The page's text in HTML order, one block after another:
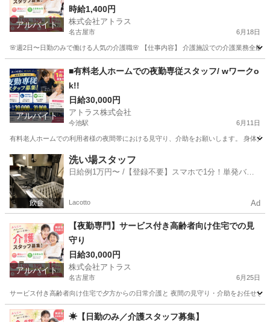
アルバイト
時給1,400円
株式会社アトラス
名古屋市 6月18日
🌸週2日〜日勤のみで働ける人気の介護職🌸 【仕事内容】 介護施設での介護業務全般
介護士 時給
アルバイト
■有料老人ホームでの夜勤専従スタッフ/ wワークo
k!!
日給30,000円
アトラス株式会社
今池駅 6月11日
有料老人ホームでの利用者様の夜間帯における見守り、介助をお願いします。 身体
愛知 名古屋市 今池駅 介護
洗い場スタッフ
日給例1万円〜 /【登録不要】スマホで1分！単発バイ
Lacotto Ad
アルバイト
【夜勤専門】サービス付き高齢者向け住宅での見
守り
日給30,000円
株式会社アトラス
名古屋市 6月25日
サービス付き高齢者向け住宅で夕方からの日常介護と 夜間の見守り・介助をお任せし
愛知 名古屋市 介護 サービス付き高齢者向け住宅
☀【日勤のみ／介護スタッフ募集】